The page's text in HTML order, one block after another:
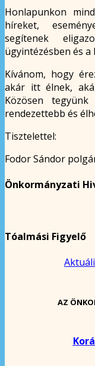
Honlapunkon
híreket,
segítenek
ügyintézésben és
Kívánom, hogy
akár itt élnek,
Közösen
rendezettebb és
Tisztelettel:
Fodor Sándor
Önkormányzati
Tóalmási Figyelő
AZ